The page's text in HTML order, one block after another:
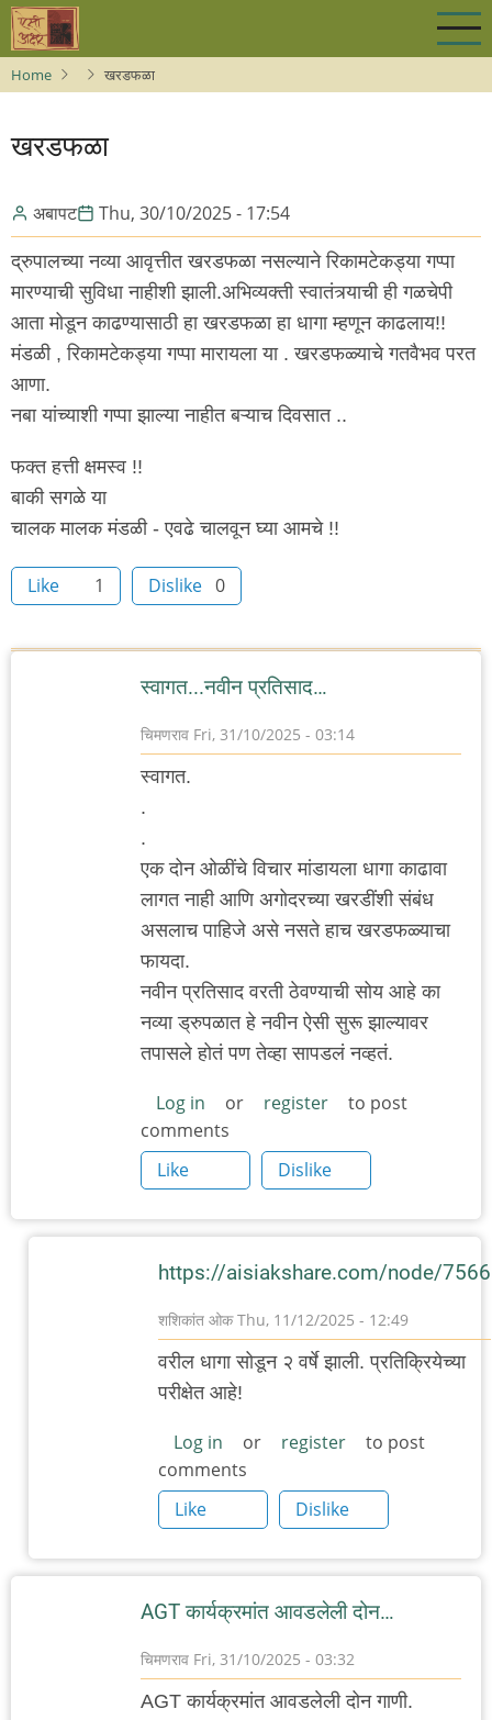
Skip
main
content
Home खरडफळा
खरडफळा
अबापट Thu, 30/10/2025 - 17:54
द्रुपालच्या नव्या आवृत्तीत खरडफळा नसल्याने रिकामटेकड्या गप्पा
मारण्याची सुविधा नाहीशी झाली.अभिव्यक्ती स्वातंत्र्याची ही गळचेपी
आता मोडून काढण्यासाठी हा खरडफळा हा धागा म्हणून काढलाय!!
मंडळी , रिकामटेकड्या गप्पा मारायला या . खरडफळ्याचे गतवैभव परत
आणा.
नबा यांच्याशी गप्पा झाल्या नाहीत बऱ्याच दिवसात ..
फक्त हत्ती क्षमस्व !!
बाकी सगळे या
चालक मालक मंडळी - एवढे चालवून घ्या आमचे !!
Like 1 Dislike 0
स्वागत...नवीन प्रतिसाद…
चिमणराव Fri, 31/10/2025 - 03:14
स्वागत.
.
.
एक दोन ओळींचे विचार मांडायला धागा काढावा
लागत नाही आणि अगोदरच्या खरडींशी संबंध
असलाच पाहिजे असे नसते हाच खरडफळ्याचा
फायदा.
नवीन प्रतिसाद वरती ठेवण्याची सोय आहे का
नव्या ड्रुपळात हे नवीन ऐसी सुरू झाल्यावर
तपासले होतं पण तेव्हा सापडलं नव्हतं.
Log in or register
to post
comments
Like
Dislike
https://aisiakshare.com/node/7566
शशिकांत ओकThu, 11/12/2025 - 12:49
In
reply
स्वागत...नवीन
प्रतिसाद…
by
चिमणराव
वरील धागा सोडून २ वर्षे झाली. प्रतिक्रियेच्या
परीक्षेत आहे!
Log in or register
to post
comments
Like
Dislike
AGT कार्यक्रमांत आवडलेली दोन…
चिमणराव Fri, 31/10/2025 - 03:32
AGT कार्यक्रमांत आवडलेली दोन गाणी.